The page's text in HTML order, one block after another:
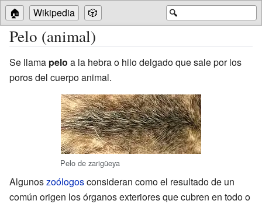
🔍
🏠 Wikipedia 🎲
Pelo (animal)
Se llama pelo a la hebra o hilo delgado que sale por los
poros del cuerpo animal.
Pelo de zarigüeya
Algunoszoólogosconsideran como el resultado de un
común origen los órganos exteriores que cubren en todo o